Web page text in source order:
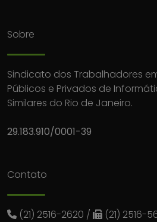
Sobre
Sindicato dos Trabalhadores
Públicos e Privados de
Similares do Rio de Janeiro.
29.183.910/0001-39
Contato
(21) 2516-2620 / (21) 2516-